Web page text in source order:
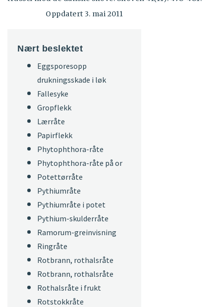
Oppdatert 3. mai 2011
Nært beslektet
Eggsporesopp
drukningsskade i løk
Fallesyke
Gropflekk
Lærråte
Papirflekk
Phytophthora-råte
Phytophthora-råte på or
Potettørråte
Pythiumråte
Pythiumråte i potet
Pythium-skulderråte
Ramorum-greinvisning
Ringråte
Rotbrann, rothalsråte
Rotbrann, rothalsråte
Rothalsråte i frukt
Rotstokkråte